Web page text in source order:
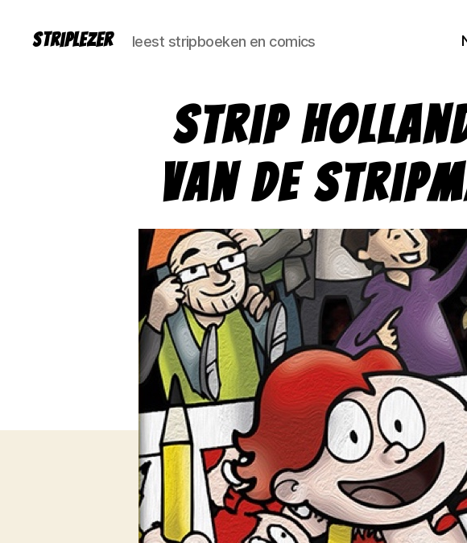
Striplezer leest stripboeken en comics
Strip
van de